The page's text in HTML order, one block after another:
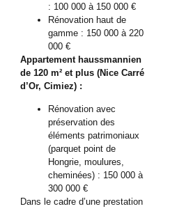
: 100 000 à 150 000 €
Rénovation haut de
gamme : 150 000 à 220
000 €
Appartement haussmannien
de 120 m² et plus (Nice Carré
d’Or, Cimiez) :
Rénovation avec
préservation des
éléments patrimoniaux
(parquet point de
Hongrie, moulures,
cheminées) : 150 000 à
300 000 €
Dans le cadre d’une prestation